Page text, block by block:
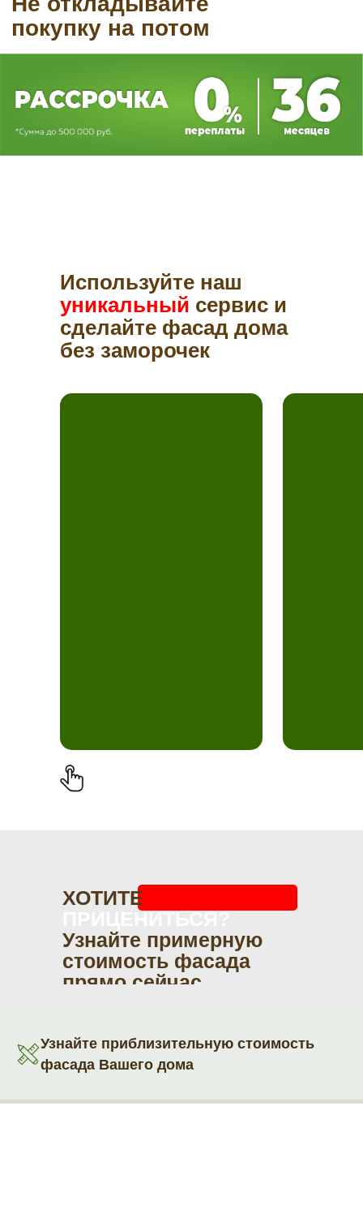
Используйте наш
уникальный сервис и
сделайте фасад дома
без заморочек
ХОТИТЕ
Узнайте примерную
стоимость фасада
прямо сейчас
Узнайте приблизительную стоимость
фасада Вашего дома